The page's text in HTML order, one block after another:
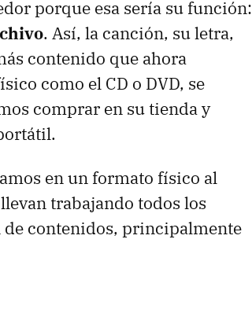
porque esa sería su función:
. Así, la canción, su letra,
contenido que ahora
como el CD o DVD, se
comprar en su tienda y
en un formato físico al
trabajando todos los
contenidos, principalmente